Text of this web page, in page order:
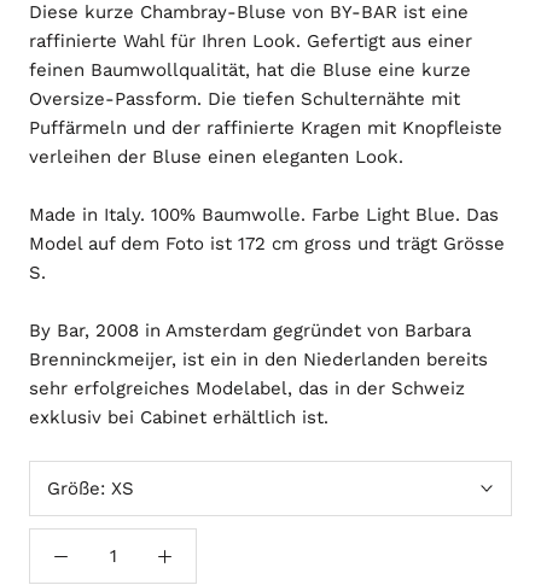
Diese kurze Chambray-Bluse von BY-BAR ist eine
raffinierte Wahl für Ihren Look. Gefertigt aus einer
feinen Baumwollqualität, hat die Bluse eine kurze
Oversize-Passform. Die tiefen Schulternähte mit
Puffärmeln und der raffinierte Kragen mit Knopfleiste
verleihen der Bluse einen eleganten Look.
Made in Italy. 100% Baumwolle. Farbe Light Blue. Das
Model auf dem Foto ist 172 cm gross und trägt Grösse
S.
By Bar, 2008 in Amsterdam gegründet von Barbara
Brenninckmeijer, ist ein in den Niederlanden bereits
sehr erfolgreiches Modelabel, das in der Schweiz
exklusiv bei Cabinet erhältlich ist.
Größe: XS